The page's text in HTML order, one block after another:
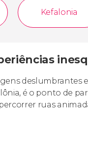
Kefalonia
deslumbrantes
é o ponto de
ruas